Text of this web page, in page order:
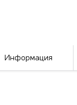
Информация